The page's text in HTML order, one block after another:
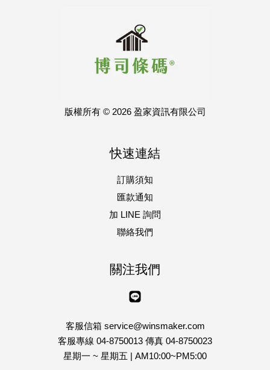
版權所有 © 2026 盈家資訊有限公司
快速連結
訂購須知
匯款通知
加 LINE 詢問
聯絡我們
關注我們
客服信箱 service@winsmaker.com
客服專線 04-8750013 傳真 04-8750023
星期一 ~ 星期五 | AM10:00~PM5:00